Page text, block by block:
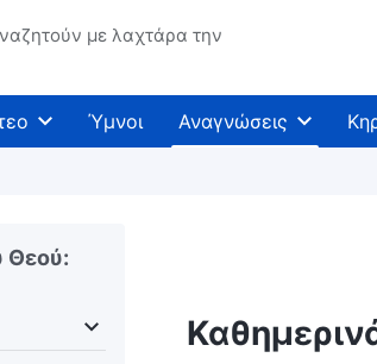
με λαχτάρα την
Ύμνοι Αναγνώσεις
Θεού:
Προορισμοί και εκβάσεις
Είσοδος
Είσοδος
Είσοδος